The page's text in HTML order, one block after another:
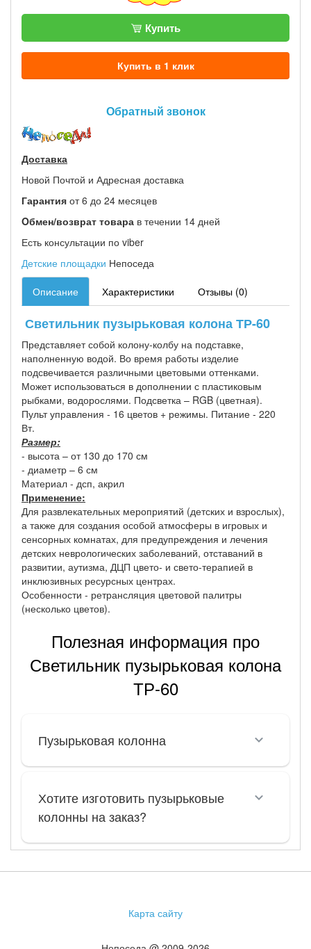
Купить
Купить в 1 клик
Обратный звонок
Доставка
Новой Почтой и Адресная доставка
Гарантия от 6 до 24 месяцев
Oбмен/возврат товара в течении 14 дней
Есть консультации по viber
Детские площадки Непоседа
Описание Характеристики Отзывы (0)
Светильник пузырьковая колона ТР-60
Представляет собой колону-колбу на подставке,
наполненную водой. Во время работы изделие
подсвечивается различными цветовыми оттенками.
Может использоваться в дополнении с пластиковым
рыбками, водорослями. Подсветка – RGB (цветная).
Пульт управления - 16 цветов + режимы. Питание - 220
Вт.
Размер:
- высота – от 130 до 170 см
- диаметр – 6 см
Материал - дсп, акрил
Применение:
Для развлекательных мероприятий (детских и взрослых),
а также для создания особой атмосферы в игровых и
сенсорных комнатах, для предупреждения и лечения
детских неврологических заболеваний, отставаний в
развитии, аутизма, ДЦП цвето- и свето-терапией в
инклюзивных ресурсных центрах.
Особенности - ретрансляция цветовой палитры
(несколько цветов).
Полезная информация про
Светильник пузырьковая колона
ТР-60
Пузырьковая колонна
Хотите изготовить пузырьковые
колонны на заказ?
Карта сайту